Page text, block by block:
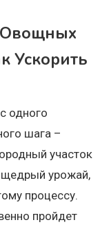
Овощных
Ускорить
одного
шага –
участок
щедрый урожай,
процессу.
пройдет